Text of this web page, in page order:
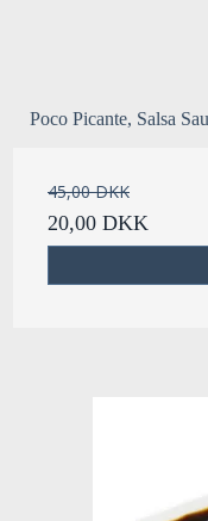
Poco Picante, Salsa
45,00 DKK
20,00 DKK